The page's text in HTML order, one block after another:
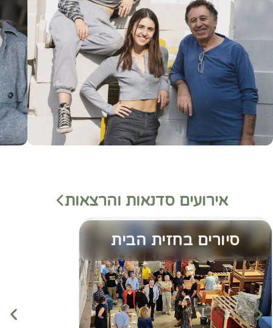
אירועים סדנאות והרצאות
סיורים בחזית הבית